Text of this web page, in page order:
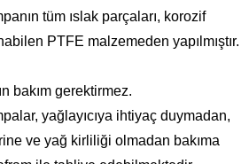
tüm ıslak parçaları, korozif
PTFE malzemeden yapılmıştır.
bakım gerektirmez.
yağlayıcıya ihtiyaç duymadan,
ve yağ kirliliği olmadan bakıma